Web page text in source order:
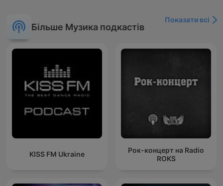
Більше Музика подкастів
Показати всі
KISS FM Ukraine
Рок-концерт на Radio
ROKS